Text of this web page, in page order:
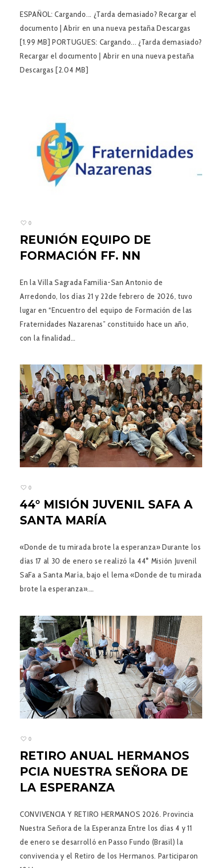
ESPAÑOL: Cargando... ¿Tarda demasiado? Recargar el
documento | Abrir en una nueva pestaña Descargas
[1.99 MB] PORTUGUES: Cargando... ¿Tarda demasiado?
Recargar el documento | Abrir en una nueva pestaña
Descargas [2.04 MB]
0
REUNIÓN EQUIPO DE
FORMACIÓN FF. NN
En la Villa Sagrada Familia-San Antonio de
Arredondo, los días 21 y 22de febrero de 2026, tuvo
lugar en “Encuentro del equipo de Formación de las
Fraternidades Nazarenas” constituido hace un año,
con la finalidad…
0
44° MISIÓN JUVENIL SAFA A
SANTA MARÍA
«Donde de tu mirada brote la esperanza» Durante los
días 17 al 30 de enero se realizó la 44° Misión Juvenil
SaFa a Santa María, bajo el lema «Donde de tu mirada
brote la esperanza».…
0
RETIRO ANUAL HERMANOS
PCIA NUESTRA SEÑORA DE
LA ESPERANZA
CONVIVENCIA Y RETIRO HERMANOS 2026. Provincia
Nuestra Señora de la Esperanza Entre los días 4 y 11
de enero se desarrolló en Passo Fundo (Brasil) la
convivencia y el Retiro de los Hermanos. Participaron